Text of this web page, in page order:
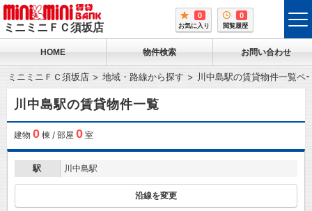
ミニミニＦＣ須坂店
0
お気に入り
0
閲覧履歴
HOME 物件検索 お問い合わせ
ミニミニＦＣ須坂店 地域・路線から探す 川中島駅の賃貸物件一覧ペ
川中島駅の賃貸物件一覧
建物 0棟 / 部屋 0室
駅 川中島駅
沿線を変更